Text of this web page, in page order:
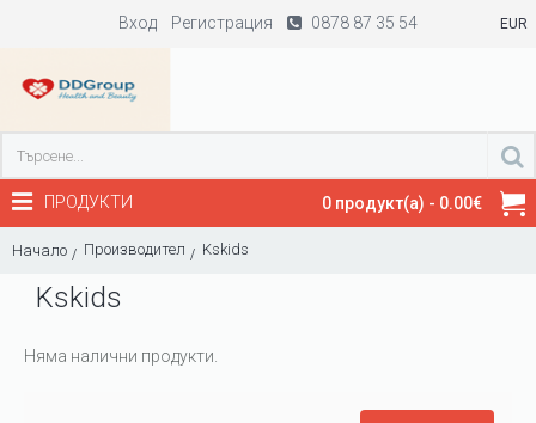
Вход Регистрация 0878 87 35 54 EUR
0 продукт(а) - 0.00€
ПРОДУКТИ
Начало Производител Kskids
Kskids
Няма налични продукти.